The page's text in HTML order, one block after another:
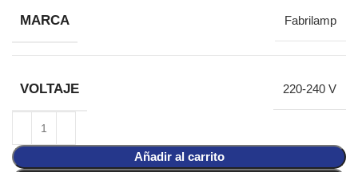
MARCA Fabrilamp
VOLTAJE 220-240 V
Añadir al carrito